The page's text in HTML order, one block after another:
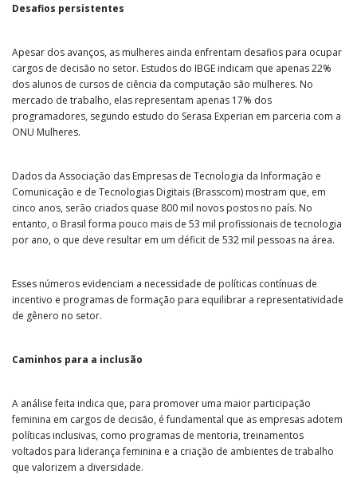
Desafios persistentes
Apesar dos avanços, as mulheres ainda enfrentam desafios para ocupar
cargos de decisão no setor. Estudos do IBGE indicam que apenas 22%
dos alunos de cursos de ciência da computação são mulheres. No
mercado de trabalho, elas representam apenas 17% dos
programadores, segundo estudo do Serasa Experian em parceria com a
ONU Mulheres.
Dados da Associação das Empresas de Tecnologia da Informação e
Comunicação e de Tecnologias Digitais (Brasscom) mostram que, em
cinco anos, serão criados quase 800 mil novos postos no país. No
entanto, o Brasil forma pouco mais de 53 mil profissionais de tecnologia
por ano, o que deve resultar em um déficit de 532 mil pessoas na área.
Esses números evidenciam a necessidade de políticas contínuas de
incentivo e programas de formação para equilibrar a representatividade
de gênero no setor.
Caminhos para a inclusão
A análise feita indica que, para promover uma maior participação
feminina em cargos de decisão, é fundamental que as empresas adotem
políticas inclusivas, como programas de mentoria, treinamentos
voltados para liderança feminina e a criação de ambientes de trabalho
que valorizem a diversidade.